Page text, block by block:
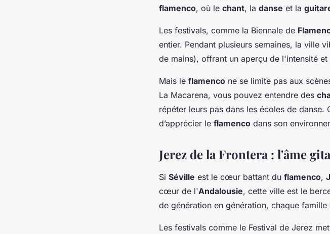
flamenco, où le chant, la danse et la
Les festivals, comme la Biennale de
entier. Pendant plusieurs semaines, la ville
de mains), offrant un aperçu de l'intensité
Mais le flamenco ne se limite pas aux
La Macarena, vous pouvez entendre des
répéter leurs pas dans les écoles de
d’apprécier le flamenco dans son
Jerez de la Frontera : l'âme
Si Séville est le cœur battant du flamenco,
cœur de l'Andalousie, cette ville est le
de génération en génération, chaque
Les festivals comme le Festival de Jerez